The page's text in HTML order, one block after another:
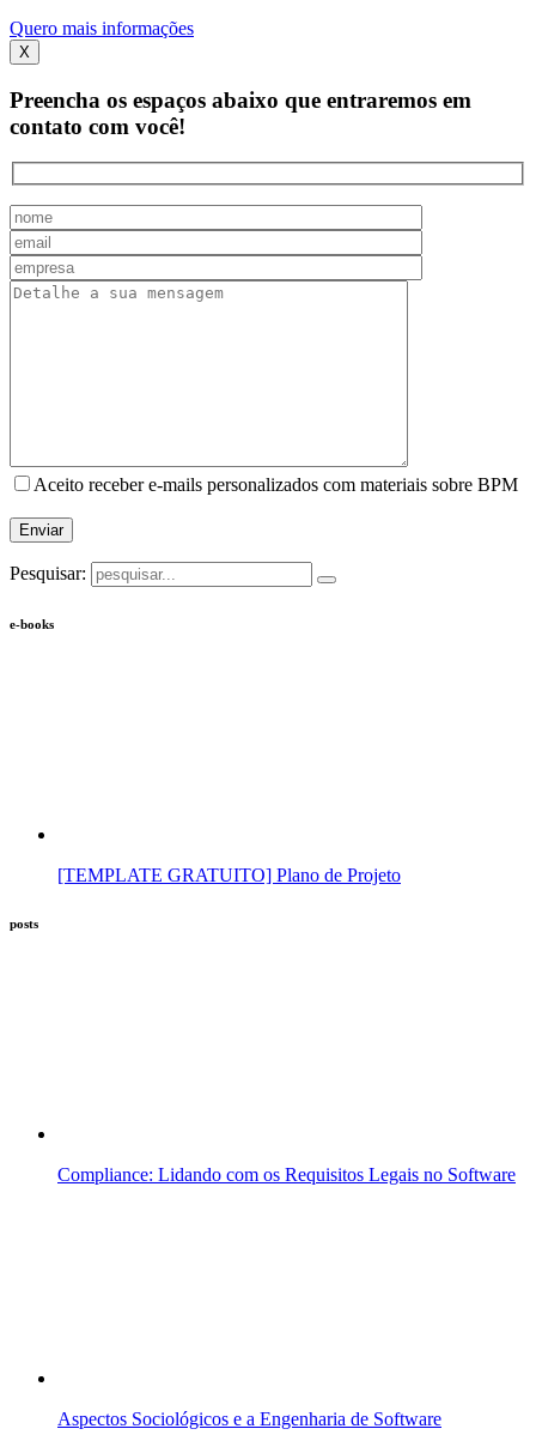
Quero mais informações
X
Preencha os espaços abaixo que entraremos em
contato com você!
Aceito receber e-mails personalizados com materiais sobre BPM
Pesquisar:
e-books
[TEMPLATE GRATUITO] Plano de Projeto
posts
Compliance: Lidando com os Requisitos Legais no Software
Aspectos Sociológicos e a Engenharia de Software